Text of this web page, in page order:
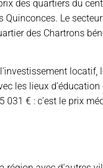
des quartiers du
Quinconces. Le
des Chartrons
les lieux
€ : c’est le prix